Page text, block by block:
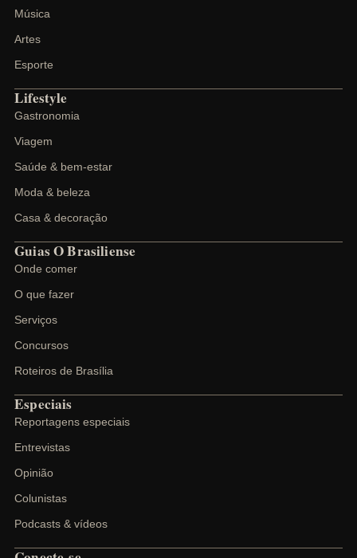
Música
Artes
Esporte
Lifestyle
Gastronomia
Viagem
Saúde & bem-estar
Moda & beleza
Casa & decoração
Guias O Brasiliense
Onde comer
O que fazer
Serviços
Concursos
Roteiros de Brasília
Especiais
Reportagens especiais
Entrevistas
Opinião
Colunistas
Podcasts & vídeos